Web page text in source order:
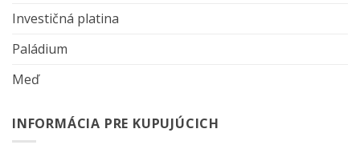
Investičná platina
Paládium
Meď
INFORMÁCIA PRE KUPUJÚCICH